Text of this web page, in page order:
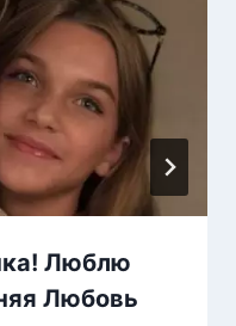
Люблю
Любовь